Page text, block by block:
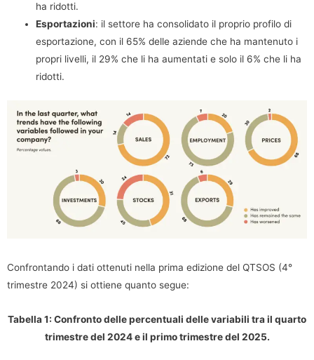
ha ridotti.
Esportazioni: il settore ha consolidato il proprio profilo di
esportazione, con il 65% delle aziende che ha mantenuto i
propri livelli, il 29% che li ha aumentati e solo il 6% che li ha
ridotti.
Confrontando i dati ottenuti nella prima edizione del QTSOS (4°
trimestre 2024) si ottiene quanto segue:
Tabella 1: Confronto delle percentuali delle variabili tra il quarto
trimestre del 2024 e il primo trimestre del 2025.